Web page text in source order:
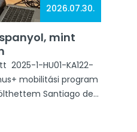
2026.07.30.
mint
2025-1-HU01-KA122-
mobilitási program
Santiago de
Iria Flavia
a spanyol mint